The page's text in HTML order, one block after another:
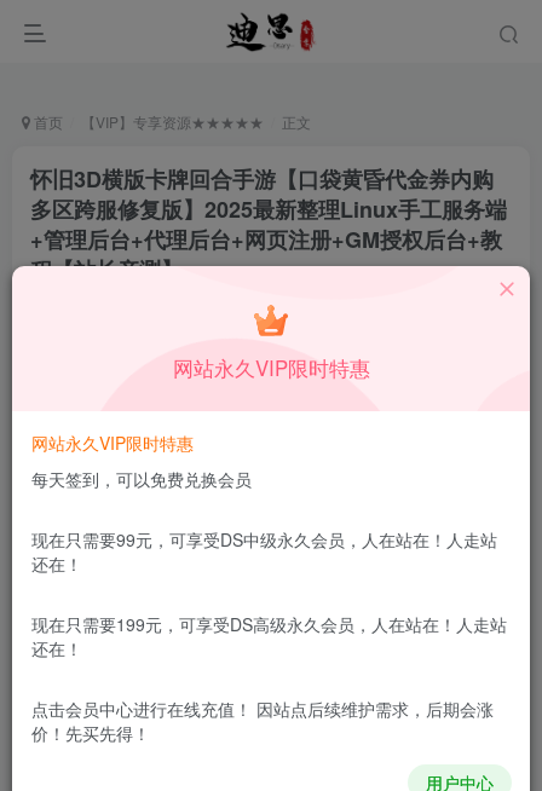
首页 【VIP】专享资源★★★★★ 正文
怀旧3D横版卡牌回合手游【口袋黄昏代金券内购
多区跨服修复版】2025最新整理Linux手工服务端
+管理后台+代理后台+网页注册+GM授权后台+教
程【站长亲测】
此内容为付费资源，请付费后查看
￥9.9 ￥ 99
立即购买
更新及时
极速下载 安全绿色 网盘下载
本站付费资源为网络虚拟产品，由于网络资源具有极快的可复制性，
付费资源 已售 87
网站永久VIP限时特惠
网站永久VIP限时特惠
每天签到，可以免费兑换会员
现在只需要99元，可享受DS中级永久会员，人在站在！人走站
还在！
现在只需要199元，可享受DS高级永久会员，人在站在！人走站
还在！
点击会员中心进行在线充值！ 因站点后续维护需求，后期会涨
价！先买先得！
用户中心